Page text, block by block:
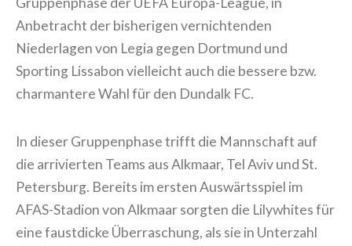
Anbetracht der bisherigen vernichtenden
Niederlagen von Legia gegen Dortmund und
Sporting Lissabon vielleicht auch die bessere bzw.
charmantere Wahl für den Dundalk FC.
In dieser Gruppenphase trifft die Mannschaft auf
die arrivierten Teams aus Alkmaar, Tel Aviv und St.
Petersburg. Bereits im ersten Auswärtsspiel im
AFAS-Stadion von Alkmaar sorgten die Lilywhites für
eine faustdicke Überraschung, als sie in Unterzahl